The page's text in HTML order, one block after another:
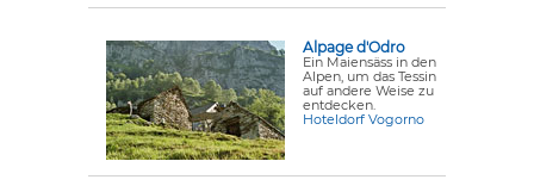
Alpage d'Odro
Ein Maiensäss in den
Alpen, um das Tessin
auf andere Weise zu
entdecken.
Hoteldorf Vogorno